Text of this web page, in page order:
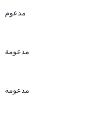
مدعوم
مدعومة
مدعومة